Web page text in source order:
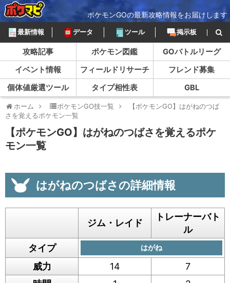
ポケモンGOの最新攻略情報をお届けします
最新情報 データ ツール 掲示板
攻略記事 ポケモン図鑑
GOバトルリーグ
イベント情報
フィールドリサーチ
フレンド募集
個体値厳選ツール
タイプ相性表 GBL
ホーム ポケモンGO技一覧
【ポケモンGO】はがねのつば
さを覚えるポケモン一覧
【ポケモンGO】はがねのつばさを覚えるポケ
モン一覧
はがねのつばさの詳細情報
ジム・レイド
トレーナーバト
ル
タイプ
はがね
威力 14
7